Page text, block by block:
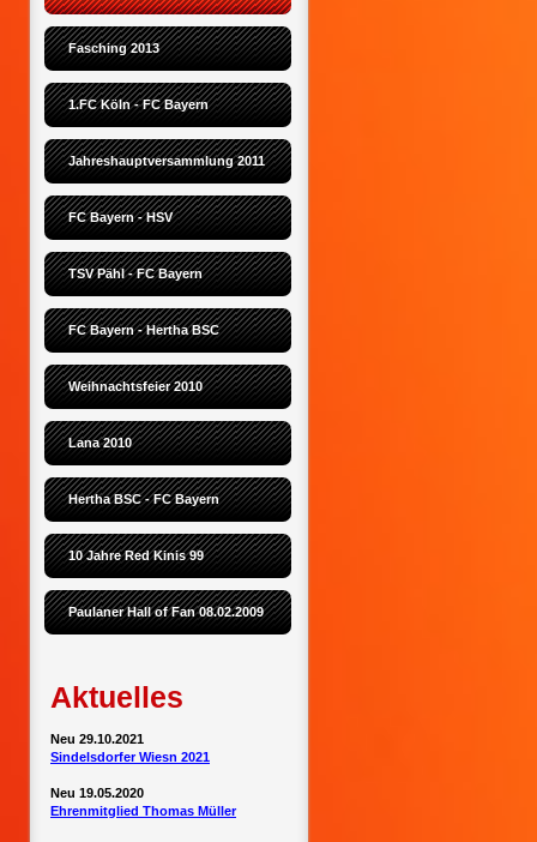
Fasching 2013
1.FC Köln - FC Bayern
Jahreshauptversammlung 2011
FC Bayern - HSV
TSV Pähl - FC Bayern
FC Bayern - Hertha BSC
Weihnachtsfeier 2010
Lana 2010
Hertha BSC - FC Bayern
10 Jahre Red Kinis 99
Paulaner Hall of Fan 08.02.2009
Aktuelles
Neu 29.10.2021
Sindelsdorfer Wiesn 2021
Neu 19.05.2020
Ehrenmitglied Thomas Müller